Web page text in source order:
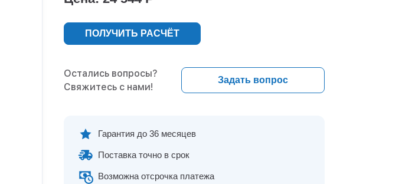
ПОЛУЧИТЬ РАСЧЁТ
Остались вопросы?
Свяжитесь с нами!
Задать вопрос
Гарантия до 36 месяцев
Поставка точно в срок
Возможна отсрочка платежа